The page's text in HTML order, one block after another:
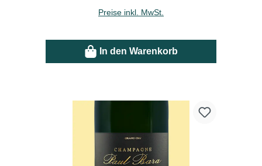
Preise inkl. MwSt.
In den Warenkorb